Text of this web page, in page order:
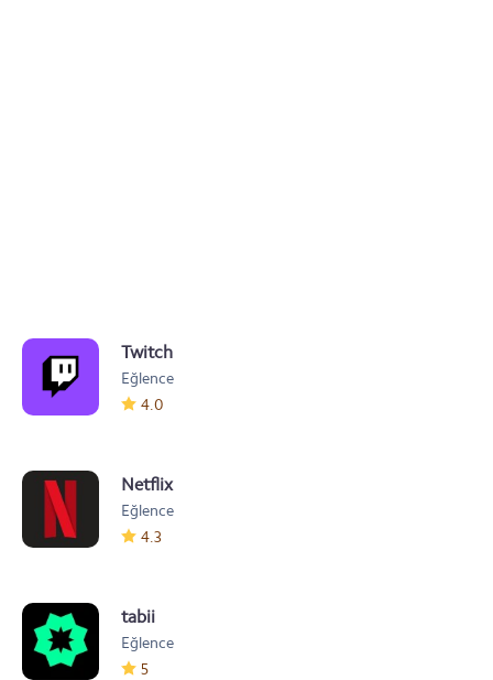
Twitch
Eğlence
4.0
Netflix
Eğlence
4.3
tabii
Eğlence
5